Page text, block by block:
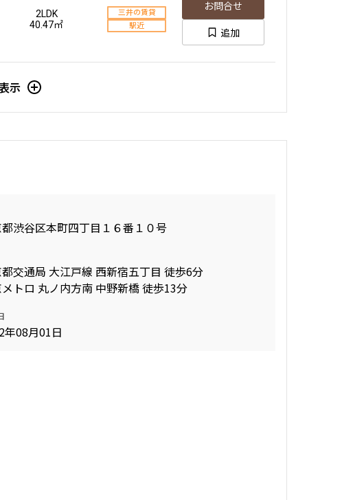
2LDK
40.47㎡
三井の賃貸
駅近
お問合せ
追加
示
渋谷区本町四丁目１６番１０号
交通局 大江戸線 西新宿五丁目 徒歩6分
トロ 丸ノ内方南 中野新橋 徒歩13分
年08月01日